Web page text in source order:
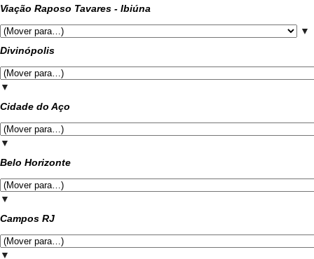
Viação Raposo Tavares - Ibiúna
▼
Divinópolis
▼
Cidade do Aço
▼
Belo Horizonte
▼
Campos RJ
▼